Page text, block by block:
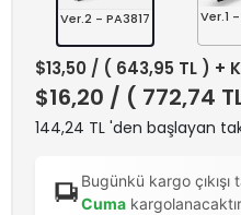
Ver.2 - PA3817 Ver.1
$13,50 / ( 643,95 TL ) +
$16,20 / ( 772,74
144,24 TL 'den başlayan
Bugünkü kargo çıkışı
Cuma